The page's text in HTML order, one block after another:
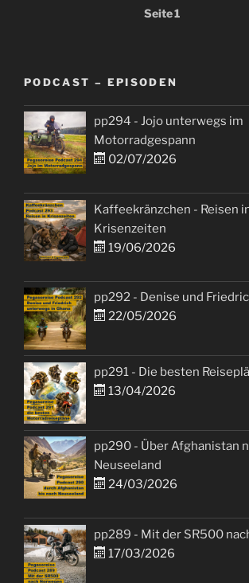
Seitennummerierung
Seite1
PODCAST – EPISODEN
pp294 - Jojo unterwegs im
Motorradgespann
02/07/2026
Kaffeekränzchen - Reisen
Krisenzeiten
19/06/2026
pp292 - Denise und
22/05/2026
pp291 - Die besten
13/04/2026
pp290 - Über Afghanistan
Neuseeland
24/03/2026
pp289 - Mit der SR500
17/03/2026